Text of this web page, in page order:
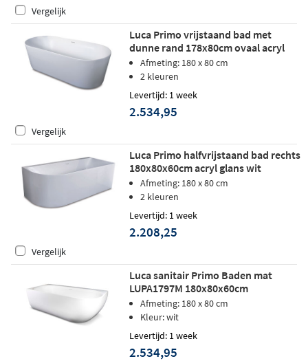
Vergelijk
Luca Primo vrijstaand bad met
dunne rand 178x80cm ovaal acryl
mat wit
Afmeting: 180 x 80 cm
2 kleuren
Levertijd: 1 week
2.534,95
Vergelijk
Luca Primo halfvrijstaand bad rechts
180x80x60cm acryl glans wit
Afmeting: 180 x 80 cm
2 kleuren
Levertijd: 1 week
2.208,25
Vergelijk
Luca sanitair Primo Baden mat
LUPA1797M 180x80x60cm
Afmeting: 180 x 80 cm
Kleur: wit
Levertijd: 1 week
2.534,95